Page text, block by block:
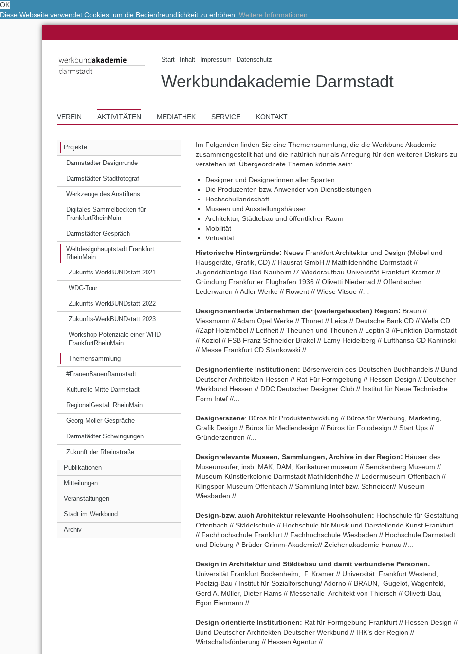
OK
Diese Webseite verwendet Cookies, um die Bedienfreundlichkeit zu erhöhen. Weitere Informationen.
Start Inhalt Impressum Datenschutz
Werkbundakademie Darmstadt
VEREIN AKTIVITÄTEN MEDIATHEK SERVICE KONTAKT
Projekte
Darmstädter Designrunde
Darmstädter Stadtfotograf
Werkzeuge des Anstiftens
Digitales Sammelbecken für
FrankfurtRheinMain
Darmstädter Gespräch
Weltdesignhauptstadt Frankfurt
RheinMain
Zukunfts-WerkBUNDstatt 2021
WDC-Tour
Zukunfts-WerkBUNDstatt 2022
Zukunfts-WerkBUNDstatt 2023
Workshop Potenziale einer WHD
FrankfurtRheinMain
Themensammlung
#FrauenBauenDarmstadt
Kulturelle Mitte Darmstadt
RegionalGestalt RheinMain
Georg-Moller-Gespräche
Darmstädter Schwingungen
Zukunft der Rheinstraße
Publikationen
Mitteilungen
Veranstaltungen
Stadt im Werkbund
Archiv
Im Folgenden finden Sie eine Themensammlung, die die Werkbund Akademie
zusammengestellt hat und die natürlich nur als Anregung für den weiteren Diskurs zu
verstehen ist. Übergeordnete Themen könnte sein:
Designer und Designerinnen aller Sparten
Die Produzenten bzw. Anwender von Dienstleistungen
Hochschullandschaft
Museen und Ausstellungshäuser
Architektur, Städtebau und öffentlicher Raum
Mobilität
Virtualität
Historische Hintergründe: Neues Frankfurt Architektur und Design (Möbel und
Hausgeräte, Grafik, CD) // Hausrat GmbH // Mathildenhöhe Darmstadt //
Jugendstilanlage Bad Nauheim /7 Wiederaufbau Universität Frankfurt Kramer //
Gründung Frankfurter Flughafen 1936 // Olivetti Niederrad // Offenbacher
Lederwaren // Adler Werke // Rowent // Wiese Vitsoe //…
Designorientierte Unternehmen der (weitergefassten) Region: Braun //
Viessmann // Adam Opel Werke // Thonet // Leica // Deutsche Bank CD // Wella CD
//Zapf Holzmöbel // Leifheit // Theunen und Theunen // Leptin 3 //Funktion Darmstadt
// Koziol // FSB Franz Schneider Brakel // Lamy Heidelberg // Lufthansa CD Kaminski
// Messe Frankfurt CD Stankowski //…
Designorientierte Institutionen: Börsenverein des Deutschen Buchhandels // Bund
Deutscher Architekten Hessen // Rat Für Formgebung // Hessen Design // Deutscher
Werkbund Hessen // DDC Deutscher Designer Club // Institut für Neue Technische
Form Intef //...
Designerszene: Büros für Produktentwicklung // Büros für Werbung, Marketing,
Grafik Design // Büros für Mediendesign // Büros für Fotodesign // Start Ups //
Gründerzentren //...
Designrelevante Museen, Sammlungen, Archive in der Region: Häuser des
Museumsufer, insb. MAK, DAM, Karikaturenmuseum // Senckenberg Museum //
Museum Künstlerkolonie Darmstadt Mathildenhöhe // Ledermuseum Offenbach //
Klingspor Museum Offenbach // Sammlung Intef bzw. Schneider// Museum
Wiesbaden //...
Design-bzw. auch Architektur relevante Hochschulen: Hochschule für Gestaltung
Offenbach // Städelschule // Hochschule für Musik und Darstellende Kunst Frankfurt
// Fachhochschule Frankfurt // Fachhochschule Wiesbaden // Hochschule Darmstadt
und Dieburg // Brüder Grimm-Akademie// Zeichenakademie Hanau //...
Design in Architektur und Städtebau und damit verbundene Personen:
Universität Frankfurt Bockenheim, F. Kramer // Universität Frankfurt Westend,
Poelzig-Bau / Institut für Sozialforschung/ Adorno // BRAUN, Gugelot, Wagenfeld,
Gerd A. Müller, Dieter Rams // Messehalle Architekt von Thiersch // Olivetti-Bau,
Egon Eiermann //...
Design orientierte Institutionen: Rat für Formgebung Frankfurt // Hessen Design //
Bund Deutscher Architekten Deutscher Werkbund // IHK’s der Region //
Wirtschaftsförderung // Hessen Agentur //...